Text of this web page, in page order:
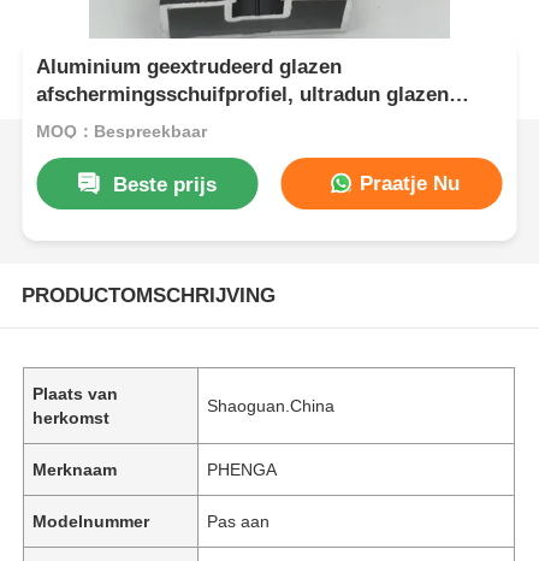
Aluminium geextrudeerd glazen
afschermingsschuifprofiel, ultradun glazen
deurprofiel aluminiumprofiel
MOQ：Bespreekbaar
Beste prijs Praatje Nu
PRODUCTOMSCHRIJVING
Plaats van
herkomst
Shaoguan.China
Merknaam PHENGA
Modelnummer Pas aan